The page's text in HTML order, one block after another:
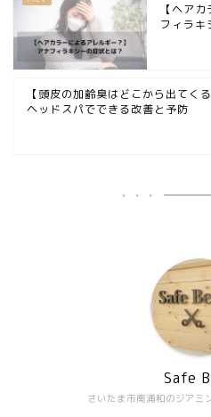
【ヘア
フィラキ
【頭皮の加齢臭はどこから出てくる
ヘッドスパでできる改善と予防
さいたま市南浦和のジアミ
Safe